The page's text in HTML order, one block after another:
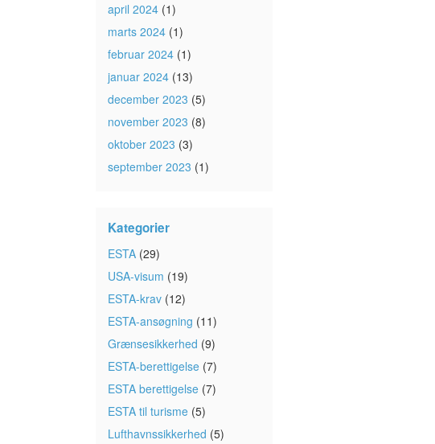
april 2024 (1)
marts 2024 (1)
februar 2024 (1)
januar 2024 (13)
december 2023 (5)
november 2023 (8)
oktober 2023 (3)
september 2023 (1)
Kategorier
ESTA (29)
USA-visum (19)
ESTA-krav (12)
ESTA-ansøgning (11)
Grænsesikkerhed (9)
ESTA-berettigelse (7)
ESTA berettigelse (7)
ESTA til turisme (5)
Lufthavnssikkerhed (5)